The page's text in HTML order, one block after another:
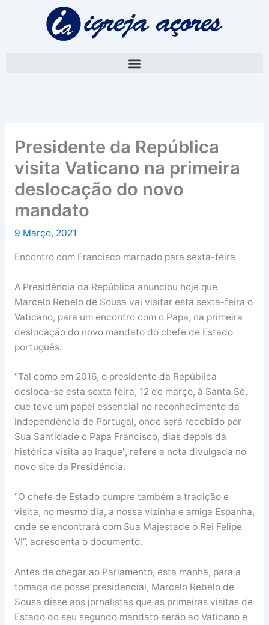
Presidente da República
visita Vaticano na primeira
deslocação do novo
mandato
9 Março, 2021
Encontro com Francisco marcado para sexta-feira
A Presidência da República anunciou hoje que
Marcelo Rebelo de Sousa vai visitar esta sexta-feira o
Vaticano, para um encontro com o Papa, na primeira
deslocação do novo mandato do chefe de Estado
português.
“Tal como em 2016, o presidente da República
desloca-se esta sexta feira, 12 de março, à Santa Sé,
que teve um papel essencial no reconhecimento da
independência de Portugal, onde será recebido por
Sua Santidade o Papa Francisco, dias depois da
histórica visita ao Iraque”, refere a nota divulgada no
novo site da Presidência.
“O chefe de Estado cumpre também a tradição e
visita, no mesmo dia, a nossa vizinha e amiga Espanha,
onde se encontrará com Sua Majestade o Rei Felipe
VI”, acrescenta o documento.
Antes de chegar ao Parlamento, esta manhã, para a
tomada de posse presidencial, Marcelo Rebelo de
Sousa disse aos jornalistas que as primeiras visitas de
Estado do seu segundo mandato serão ao Vaticano e